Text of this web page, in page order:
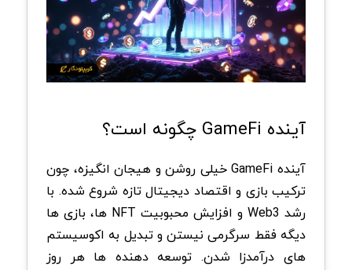
آینده GameFi چگونه است؟
آینده GameFi خیلی روشن و هیجان انگیزه، چون
ترکیب بازی و اقتصاد دیجیتال تازه شروع شده. با
رشد Web3 و افزایش محبوبیت NFT ها، بازی ها
دیگه فقط سرگرمی نیستن و تبدیل به اکوسیستم
های درآمدزا شدن. توسعه دهنده ها هر روز